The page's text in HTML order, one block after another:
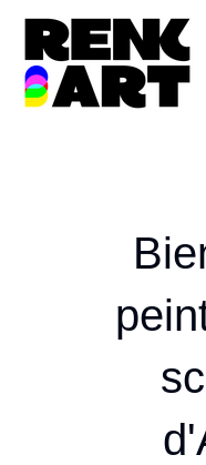
Aller
contenu